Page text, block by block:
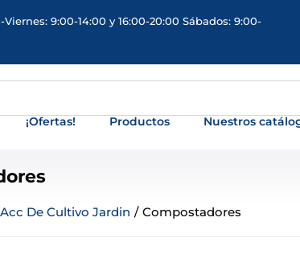
9:00-14:00 y 16:00-20:00 Sábados: 9:00-
¡Ofertas! Productos Nuestros
Acc De Cultivo Jardin / Compostadores